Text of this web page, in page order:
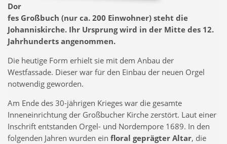
Dor
fes Großbuch (nur ca. 200 Einwohner) steht die
Johanniskirche. Ihr Ursprung wird in der Mitte des 12.
Jahrhunderts angenommen.
Die heutige Form erhielt sie mit dem Anbau der
Westfassade. Dieser war für den Einbau der neuen Orgel
notwendig geworden.
Am Ende des 30-jährigen Krieges war die gesamte
Inneneinrichtung der Großbucher Kirche zerstört. Laut einer
Inschrift entstanden Orgel- und Nordempore 1689. In den
folgenden Jahren wurden ein floral geprägter Altar, die